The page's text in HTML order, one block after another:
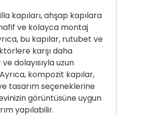
kapıları, ahşap kapılara
ve kolayca montaj
bu kapılar, rutubet ve
karşı daha
ve dolayısıyla uzun
kompozit kapılar,
tasarım seçeneklerine
görüntüsüne uygun
yapılabilir.